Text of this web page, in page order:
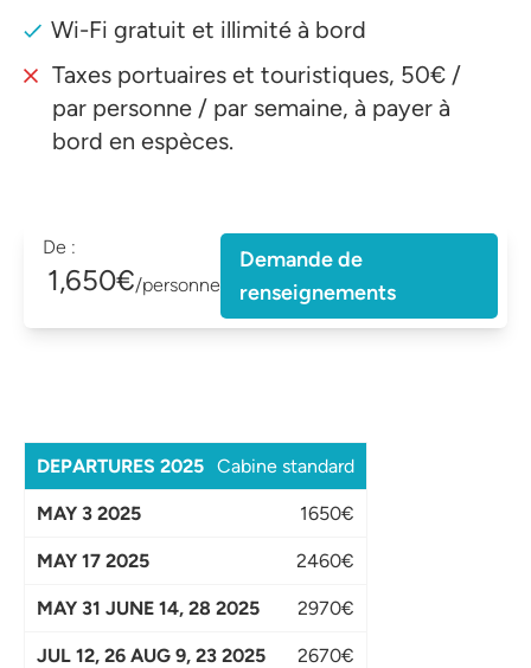
Wi-Fi gratuit et illimité à bord
Taxes portuaires et touristiques, 50€ /
par personne / par semaine, à payer à
bord en espèces.
De :
1,650€/personne
Demande de
renseignements
Cabine standard
1650€
2460€
2970€
2670€